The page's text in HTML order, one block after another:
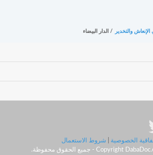
والتخدير / الدار البيضاء
الخصوصية
شروط الاستعمال